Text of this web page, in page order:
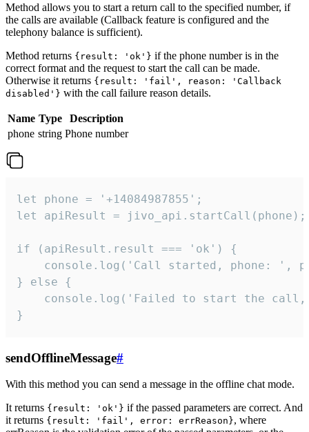
Method allows you to start a return call to the specified number, if
the calls are available (Callback feature is configured and the
telephony balance is sufficient).
Method returns {result: 'ok'} if the phone number is in the
correct format and the request to start the call can be made.
Otherwise it returns {result: 'fail', reason: 'Callback
disabled'} with the call failure reason details.
Name Type
Description
phone string Phone number
let phone = '+14084987855';
let apiResult = jivo_api.startCall(phone);
if (apiResult.result === 'ok') {
console.log('Call started, phone: ',
} else {
console.log('Failed to start the
}
sendOfflineMessage#
With this method you can send a message in the offline chat mode.
It returns {result: 'ok'} if the passed parameters are correct. And
it returns {result: 'fail', error: errReason}, where